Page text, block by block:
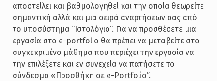
αποστείλει και βαθμολογηθεί και την οποία θεωρείτε
σημαντική αλλά και μια σειρά αναρτήσεων σας από
το υποσύστημα “Ιστολόγιο”. Για να προσθέσετε μια
εργασία στο e-portfolio θα πρέπει να μεταβείτε στο
συγκεκριμένο μάθημα που περιέχει την εργασία να
την επιλέξετε και εν συνεχεία να πατήσετε το
σύνδεσμο «Προσθήκη σε e-Portfolio”.